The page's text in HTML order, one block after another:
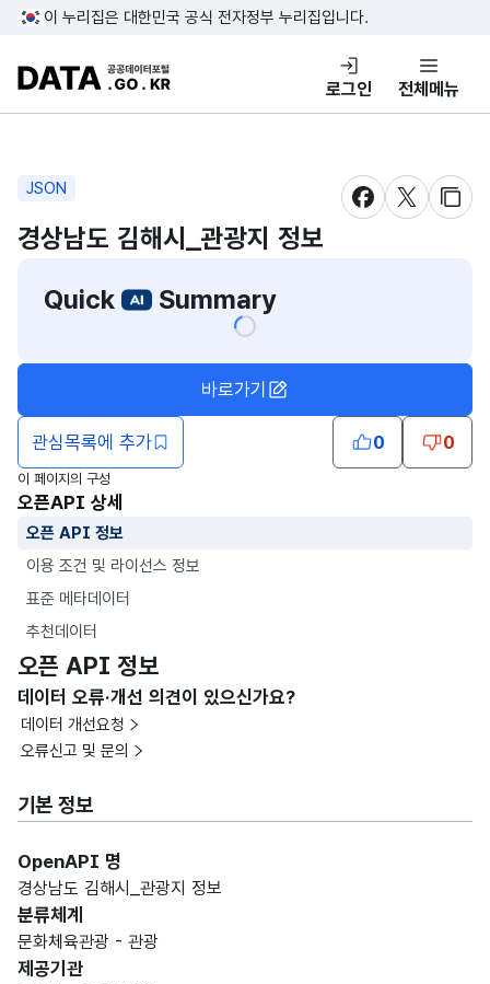
콘텐츠 바로가기
푸터 바로가기
이 누리집은 대한민국 공식 전자정부 누리집입니다.
DATA.GO.KR 공공데이터포털
로그인 전체메뉴
JSON
새창 열림새창 열림
새창
경상남도 김해시_관광지 정보
Quick
Summary
관심목록에 추가
바로가기
0 0
이 페이지의 구성
오픈API 상세
오픈 API 정보
이용 조건 및 라이선스 정보
표준 메타데이터
추천데이터
오픈 API 정보
데이터 오류·개선 의견이 있으신가요?
데이터 개선요청
오류신고 및 문의
기본 정보
OpenAPI 명
경상남도 김해시_관광지 정보
분류체계
문화체육관광 - 관광
제공기관